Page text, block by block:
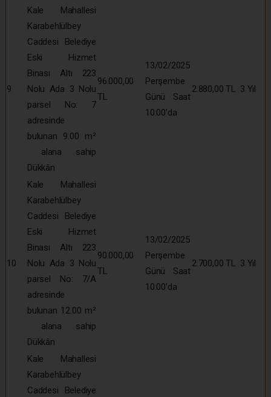
9
Kale Mahallesi
Karabehlülbey
Caddesi Belediye
Eski Hizmet
Binası Altı 223
Nolu Ada 3 Nolu
parsel No: 7
adresinde
bulunan 9.00 m²
alana sahip
Dükkân
96.000,00
TL
13/02/2025
Perşembe
Günü Saat
10:00’da
2.880,00 TL 3 Yıl
10
Kale Mahallesi
Karabehlülbey
Caddesi Belediye
Eski Hizmet
Binası Altı 223
Nolu Ada 3 Nolu
parsel No: 7/A
adresinde
bulunan 12.00 m²
alana sahip
Dükkân
90.000,00
TL
13/02/2025
Perşembe
Günü Saat
10:00’da
2.700,00 TL 3 Yıl
Kale Mahallesi
Karabehlülbey
Caddesi Belediye